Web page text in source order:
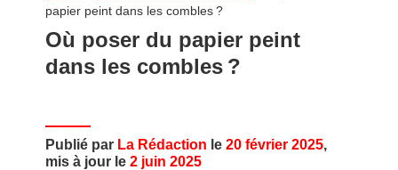
papier peint dans les combles ?
Où poser du papier peint
dans les combles ?
Publié par La Rédaction le 20 février 2025,
mis à jour le 2 juin 2025